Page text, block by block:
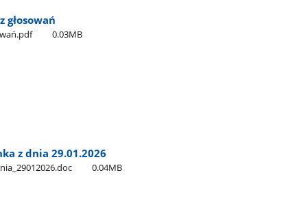
głosowań
0.03MB
z dnia 29.01.2026
0.04MB